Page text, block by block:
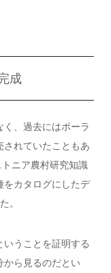
成
、過去にはポーラ
されていたこともあ
ニア農村研究知識
をカタログにしたデ
。
うことを証明する
から見るのだとい